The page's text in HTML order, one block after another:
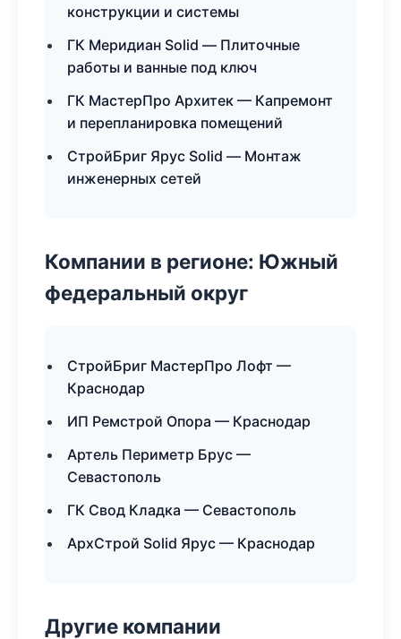
конструкции и системы
ГК Меридиан Solid — Плиточные
работы и ванные под ключ
ГК МастерПро Архитек — Капремонт
и перепланировка помещений
СтройБриг Ярус Solid — Монтаж
инженерных сетей
Компании в регионе: Южный
федеральный округ
СтройБриг МастерПро Лофт —
Краснодар
ИП Ремстрой Опора — Краснодар
Артель Периметр Брус —
Севастополь
ГК Свод Кладка — Севастополь
АрхСтрой Solid Ярус — Краснодар
Другие компании